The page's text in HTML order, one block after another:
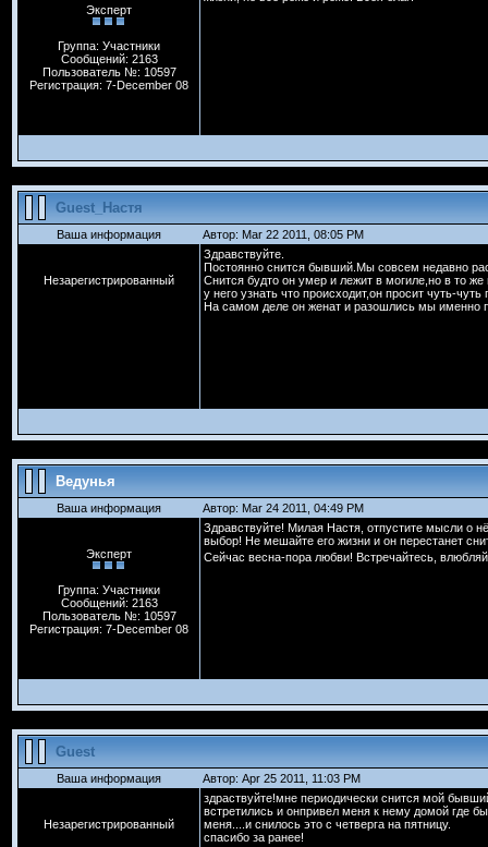
Эксперт
Группа: Участники
Сообщений: 2163
Пользователь №: 10597
Регистрация: 7-December 08
Guest_Настя
Ваша информация Автор: Mar 22 2011, 08:05 PM
Незарегистрированный
Здравствуйте.
Постоянно снится бывший.Мы совсем недавно
Снится будто он умер и лежит в могиле,но в то
у него узнать что происходит,он просит чуть-
На самом деле он женат и разошлись мы именно
Ведунья
Ваша информация Автор: Mar 24 2011, 04:49 PM
Эксперт
Группа: Участники
Сообщений: 2163
Пользователь №: 10597
Регистрация: 7-December 08
Здравствуйте! Милая Настя, отпустите мысли о
выбор! Не мешайте его жизни и он перестанет
Сейчас весна-пора любви! Встречайтесь,
Guest
Ваша информация Автор: Apr 25 2011, 11:03 PM
Незарегистрированный
здраствуйте!мне периодически снится мой
встретились и онпривел меня к нему домой где
меня....и снилось это с четверга на пятницу.
спасибо за ранее!